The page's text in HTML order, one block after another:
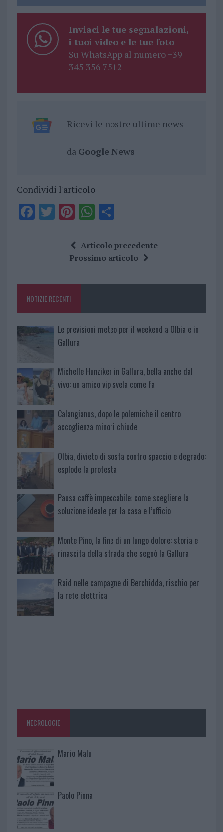
Inviaci le tue segnalazioni,
i tuoi video e le tue foto
Su WhatsApp al numero +39
345 356 7512
Ricevi le nostre ultime news
da Google News
Condividi l'articolo
F
o
k
T Pi
te
re
W
at
s
p
S
a
re
Articolo precedente
Prossimo articolo
NOTIZIE RECENTI
Le previsioni meteo per il weekend a Olbia e in
Gallura
Michelle Hunziker in Gallura, bella anche dal
vivo: un amico vip svela come fa
Calangianus, dopo le polemiche il centro
accoglienza minori chiude
Olbia, divieto di sosta contro spaccio e degrado:
esplode la protesta
Pausa caffè impeccabile: come scegliere la
soluzione ideale per la casa e l’ufficio
Monte Pino, la fine di un lungo dolore: storia e
rinascita della strada che segnò la Gallura
Raid nelle campagne di Berchidda, rischio per
la rete elettrica
NECROLOGIE
Mario Malu
Paolo Pinna